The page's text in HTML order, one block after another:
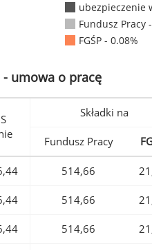
ubezpieczenie
Fundusz Pracy
FGŚP - 0.08%
- umowa o pracę
Składki na
Fundusz Pracy
514,66
514,66
514,66